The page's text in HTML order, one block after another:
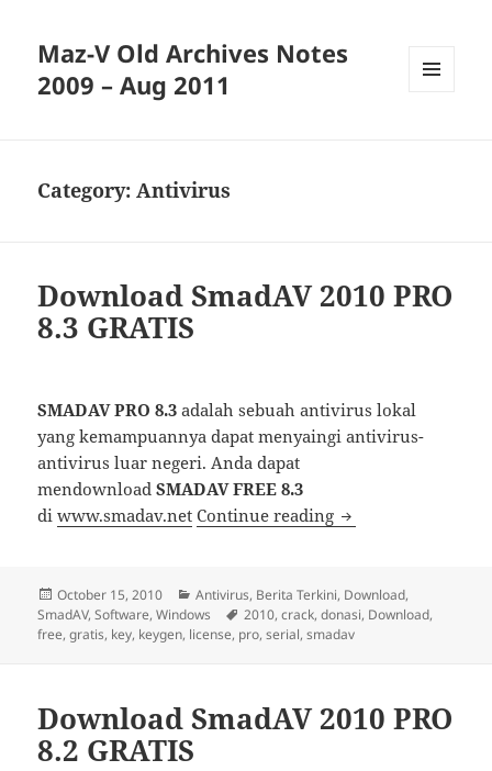
Maz-V Old Archives Notes
2009 – Aug 2011
Category:Antivirus
Download SmadAV 2010 PRO
8.3 GRATIS
SMADAV PRO 8.3 adalah sebuah antivirus lokal
yang kemampuannya dapat menyaingi antivirus-
antivirus luar negeri. Anda dapat
mendownloadSMADAV FREE 8.3
diwww.smadav.net Continue reading Download SmadAV
Posted
on
October 15, 2010 Categories
Antivirus, Berita Terkini, Download,
SmadAV,Software,Windows Tags
2010,crack,donasi, Download,
free,gratis, key, keygen, license, pro,serial,smadav
Download SmadAV 2010 PRO
8.2 GRATIS